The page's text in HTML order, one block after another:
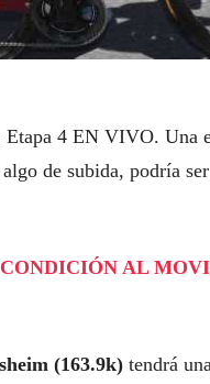
Etapa 4 EN VIVO. Una
de subida, podría
AL
(163.9k) tendrá